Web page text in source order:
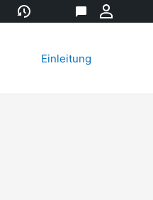
Versionsgeschichte
Diskussion
Einleitung